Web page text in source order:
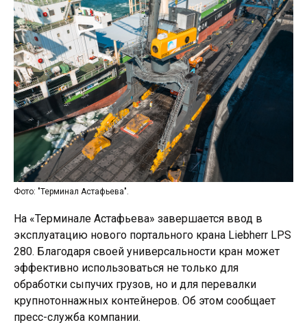
Фото: "Терминал Астафьева".
На «Терминале Астафьева» завершается ввод в
эксплуатацию нового портального крана Liebherr LPS
280. Благодаря своей универсальности кран может
эффективно использоваться не только для
обработки сыпучих грузов, но и для перевалки
крупнотоннажных контейнеров. Об этом сообщает
пресс-служба компании.